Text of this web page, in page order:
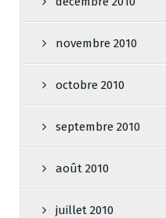
novembre 2010
octobre 2010
septembre 2010
août 2010
juillet 2010